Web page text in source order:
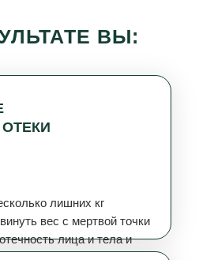
ВЫ:
лишних кг
вес с мертвой точки
лица и тела и